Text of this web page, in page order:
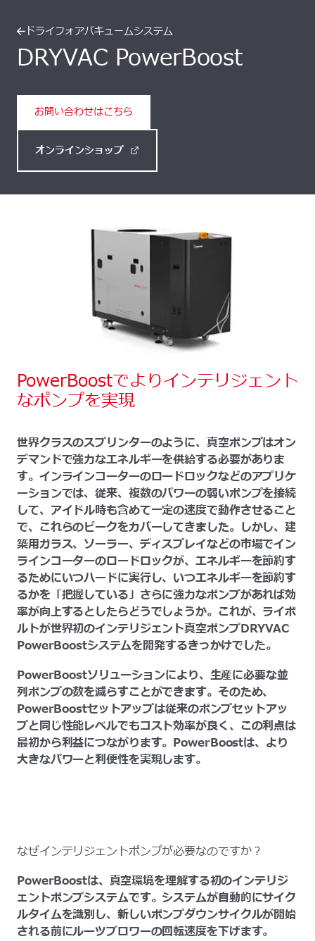
ドライフォアバキュームシステム
DRYVAC PowerBoost
お問い合わせはこちら
オンラインショップ
PowerBoostでよりインテリジェント
なポンプを実現
世界クラスのスプリンターのように、真空ポンプはオン
デマンドで強力なエネルギーを供給する必要がありま
す。インラインコーターのロードロックなどのアプリケ
ーションでは、従来、複数のパワーの弱いポンプを接続
して、アイドル時も含めて一定の速度で動作させること
で、これらのピークをカバーしてきました。しかし、建
築用ガラス、ソーラー、ディスプレイなどの市場でイン
ラインコーターのロードロックが、エネルギーを節約す
るためにいつハードに実行し、いつエネルギーを節約す
るかを「把握している」さらに強力なポンプがあれば効
率が向上するとしたらどうでしょうか。これが、ライボ
ルトが世界初のインテリジェント真空ポンプDRYVAC
PowerBoostシステムを開発するきっかけでした。
PowerBoostソリューションにより、生産に必要な並
列ポンプの数を減らすことができます。そのため、
PowerBoostセットアップは従来のポンプセットアッ
プと同じ性能レベルでもコスト効率が良く、この利点は
最初から利益につながります。PowerBoostは、より
大きなパワーと利便性を実現します。
なぜインテリジェントポンプが必要なのですか？
PowerBoostは、真空環境を理解する初のインテリジ
ェントポンプシステムです。システムが自動的にサイク
ルタイムを識別し、新しいポンプダウンサイクルが開始
される前にルーツブロワーの回転速度を下げます。